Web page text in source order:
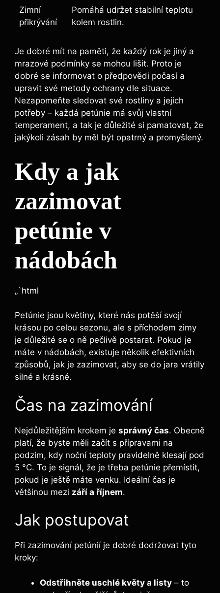
Zimní
přikrývání
Pomáhá udržet stabilní teplotu
kolem rostlin.
Je dobré mít na paměti, že každý rok je jiný a
mrazové podmínky se mohou lišit. Proto je
dobré se informovat o předpovědi počasí a
upravit své metody ochrany dle situace.
Nezapomeňte sledovat své rostliny a jejich
potřeby – každá petúnie má svůj vlastní
temperament, a tak je důležité si pamatovat, že
jakýkoli zásah by měl být opatrný a promyšlený.
Kdy a jak
zazimovat
petúnie v
nádobách
„`html
Petúnie jsou květiny, které nás potěší svojí
krásou po celou sezonu, ale s příchodem zimy
je důležité se o ně pečlivě postarat. Pokud je
máte v nádobách, existuje několik efektivních
způsobů, jak je zazimovat, aby se do jara vrátily
silné a krásné.
Čas na zazimování
Nejdůležitějším krokem je správný čas. Obecně
platí, že byste měli začít s přípravami na
podzim, kdy noční teploty pravidelně klesají pod
5 °C. To je signál, že je třeba petúnie přemístit,
pokud je ještě máte venku. Ideální čas je
většinou mezi září a říjnem.
Jak postupovat
Při zazimování petúnií je dobré dodržovat tyto
kroky:
Odstřihněte uschlé květy a listy – to